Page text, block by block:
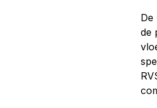
De
de